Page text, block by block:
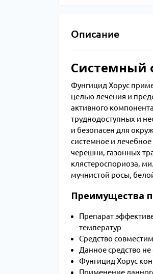
Описание
Системный
Фунгицид Хорус
целью лечения и
активного
труднодоступных и
и безопасен для
системное и
черешни, газонных
клястероспориоза,
мучнистой росы,
Преимущества
Препарат
температур
Средство
Данное средство
Фунгицид Хорус